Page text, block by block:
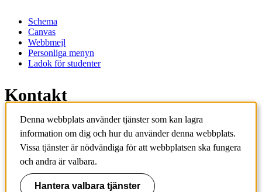
Schema
Canvas
Webbmejl
Personliga menyn
Ladok för studenter
Kontakt
Kontakta utbildningsprogram
Kontakta kurs
IT-support
KTH Entré
KTH
Denna webbplats använder tjänster som kan lagra
information om dig och hur du använder denna webbplats.
Vissa tjänster är nödvändiga för att webbplatsen ska fungera
och andra är valbara.
Hantera valbara tjänster